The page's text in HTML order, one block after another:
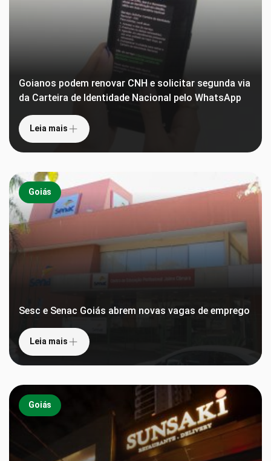
Goianos podem renovar CNH e solicitar segunda via
da Carteira de Identidade Nacional pelo WhatsApp
Leia mais
Goiás
Sesc e Senac Goiás abrem novas vagas de emprego
Leia mais
Goiás